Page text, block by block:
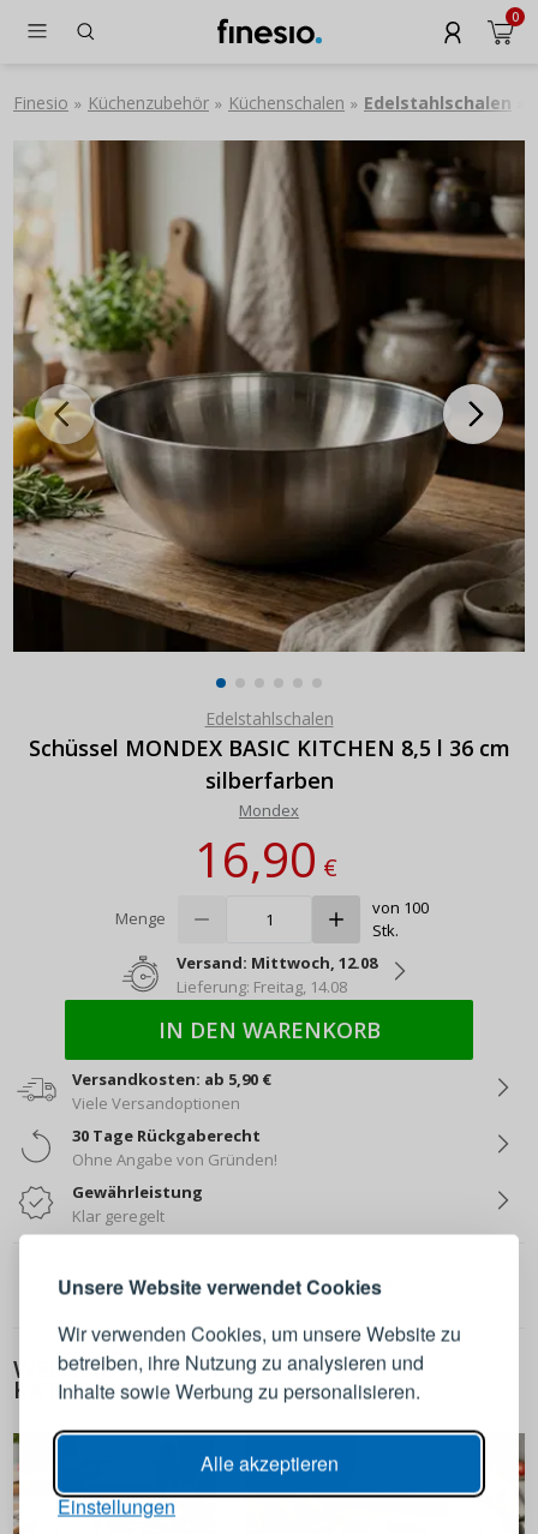
Unsere Website verwendet Cookies
Wir verwenden Cookies, um unsere Website zu
betreiben, ihre Nutzung zu analysieren und
Inhalte sowie Werbung zu personalisieren.
Alle akzeptieren
Einstellungen
0
Finesio » Küchenzubehör » Küchenschalen » Edelstahlschalen
Edelstahlschalen
Schüssel MONDEX BASIC KITCHEN 8,5 l 36 cm
silberfarben
Mondex
16,90€
Menge
von 100
Stk.
Versand: Mittwoch, 12.08
Lieferung: Freitag, 14.08
IN DEN WARENKORB
Versandkosten: ab 5,90 €
Viele Versandoptionen
30 Tage Rückgaberecht
Ohne Angabe von Gründen!
Gewährleistung
Klar geregelt
0.0/ 50 Bewertungen
WEITERE PRODUKTE AUS DIESER
KATEGORIE
ANMELDEN
Melden Sie sich bei Ihrem
E-Mail-Adresse